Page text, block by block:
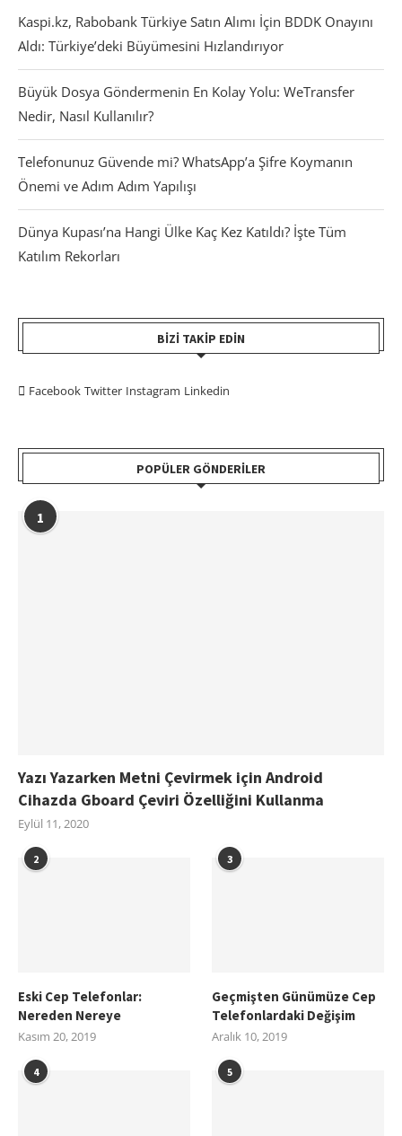
Kaspi.kz, Rabobank Türkiye Satın Alımı İçin BDDK Onayını
Aldı: Türkiye’deki Büyümesini Hızlandırıyor
Büyük Dosya Göndermenin En Kolay Yolu: WeTransfer
Nedir, Nasıl Kullanılır?
Telefonunuz Güvende mi? WhatsApp’a Şifre Koymanın
Önemi ve Adım Adım Yapılışı
Dünya Kupası’na Hangi Ülke Kaç Kez Katıldı? İşte Tüm
Katılım Rekorları
BIZI TAKIP EDIN
Facebook Twitter Instagram Linkedin
POPÜLER GÖNDERILER
1
Yazı Yazarken Metni Çevirmek için Android
Cihazda Gboard Çeviri Özelliğini Kullanma
Eylül 11, 2020
2
Eski Cep Telefonlar:
Nereden Nereye
Kasım 20, 2019
3
Geçmişten Günümüze Cep
Telefonlardaki Değişim
Aralık 10, 2019
4 5